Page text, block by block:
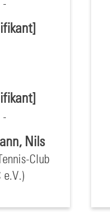
Nils
Club
e.V.)